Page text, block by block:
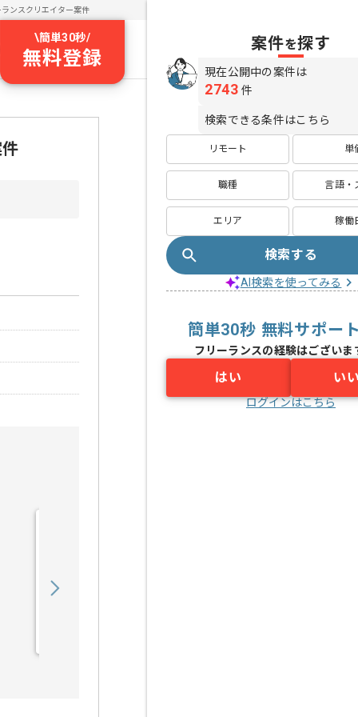
ランスクリエイター案件
\簡単30秒/
無料登録
案件を探す
現在公開中の案件は
2743 件
検索できる条件はこちら
リモート 単
職種 言語・
エリア 稼働
検索する
AI検索を使ってみる
簡単30秒 無料サポー
フリーランスの経験はございま
はい い
ログインはこちら